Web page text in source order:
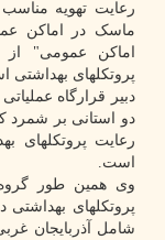
رعایت تهویه
ماسک در اماکن
اماکن عمومی" از
پروتکلهای بهداشتی
دبیر قرارگاه
است.
وی همین طور گروه
شامل آذربایجان